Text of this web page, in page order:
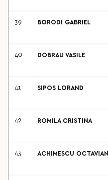
39 BORODI GABRIEL
40 DOBRAU VASILE
41 SIPOS LORAND
42 ROMILA CRISTINA
43 ACHIMESCU OCTAVIAN